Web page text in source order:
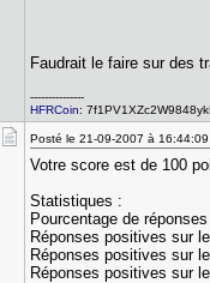
Faudrait le faire sur des
---------------
HFRCoin:
Posté le 21-09-2007 à 16:44:09
Votre score est de 100
Statistiques :
Pourcentage de
Réponses positives sur
Réponses positives sur
Réponses positives sur